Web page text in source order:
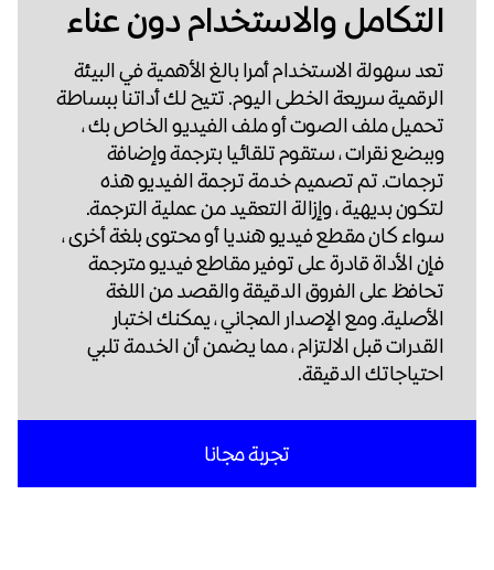
التكامل والاستخدام دون عناء
تعد سهولة الاستخدام أمرا بالغ الأهمية في البيئة
الرقمية سريعة الخطى اليوم. تتيح لك أداتنا ببساطة
تحميل ملف الصوت أو ملف الفيديو الخاص بك ،
وببضع نقرات ، ستقوم تلقائيا بترجمة وإضافة
ترجمات. تم تصميم خدمة ترجمة الفيديو هذه
لتكون بديهية ، وإزالة التعقيد من عملية الترجمة.
سواء كان مقطع فيديو هنديا أو محتوى بلغة أخرى ،
فإن الأداة قادرة على توفير مقاطع فيديو مترجمة
تحافظ على الفروق الدقيقة والقصد من اللغة
الأصلية. ومع الإصدار المجاني ، يمكنك اختبار
القدرات قبل الالتزام ، مما يضمن أن الخدمة تلبي
احتياجاتك الدقيقة.
تجربة مجانا